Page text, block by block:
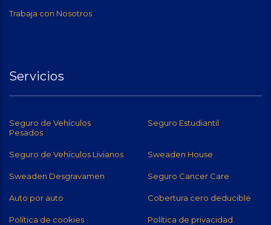
Trabaja con Nosotros
Servicios
Seguro de Vehículos
Pesados
Seguro Estudiantil
Seguro de Vehículos Livianos Sweaden House
Sweaden Desgravamen Seguro Cancer Care
Auto por auto Cobertura cero deducible
Política de cookies Política de privacidad